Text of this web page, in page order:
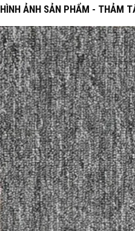
HÌNH ẢNH SẢN PHẨM - THẢM